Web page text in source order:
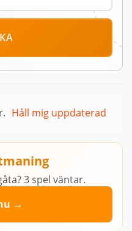
Håll mig uppdaterad
3 spel väntar.
→